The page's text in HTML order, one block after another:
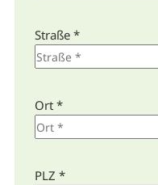
Straße *
Ort *
PLZ *